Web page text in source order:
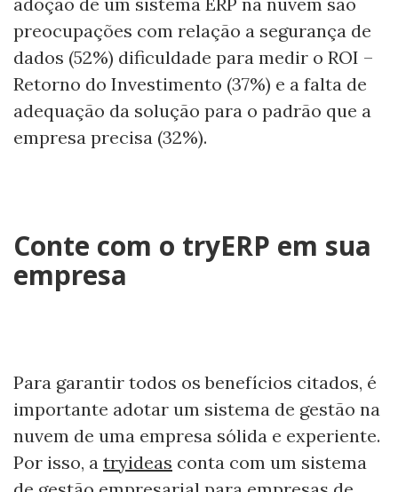
preocupações com relação a segurança de
dados (52%) dificuldade para medir o ROI –
Retorno do Investimento (37%) e a falta de
adequação da solução para o padrão que a
empresa precisa (32%).
Conte com o tryERP em sua
empresa
Para garantir todos os benefícios citados, é
importante adotar um sistema de gestão na
nuvem de uma empresa sólida e experiente.
Por isso, a tryideas conta com um sistema